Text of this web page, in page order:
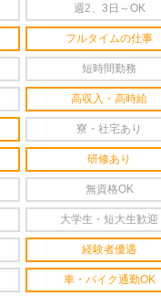
週2、3日～OK
フルタイムの仕事
短時間勤務
高収入・高時給
寮・社宅あり
研修あり
無資格OK
大学生・短大生歓迎
経験者優遇
車・バイク通勤OK